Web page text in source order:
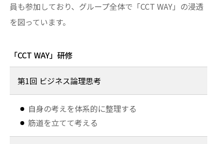
員も参加しており、グループ全体で「CCT WAY」の浸透
を図っています。
「CCT WAY」研修
第1回 ビジネス論理思考
自身の考えを体系的に整理する
筋道を立てて考える